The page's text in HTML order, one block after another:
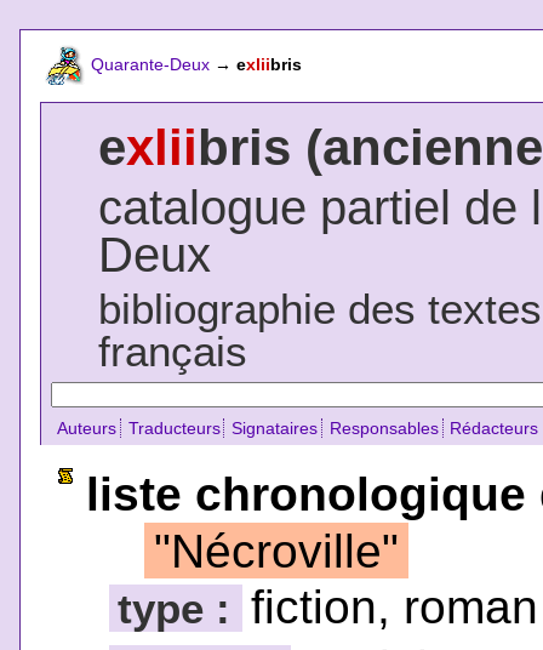
Quarante-Deux → exliibris
exliibris
catalogue partiel de
Deux
bibliographie des
français
Auteurs Traducteurs Signataires Responsables Rédacteurs
liste chronologique
"Nécroville"
type : fiction, roman